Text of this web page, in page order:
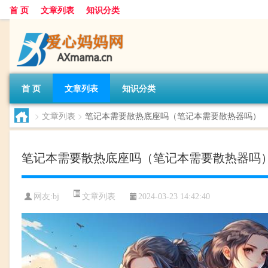
首 页 文章列表 知识分类
首 页 文章列表 知识分类
> 文章列表 > 笔记本需要散热底座吗（笔记本需要散热器吗）
笔记本需要散热底座吗（笔记本需要散热器吗
网友:bj 文章列表 2024-03-23 14:42:40